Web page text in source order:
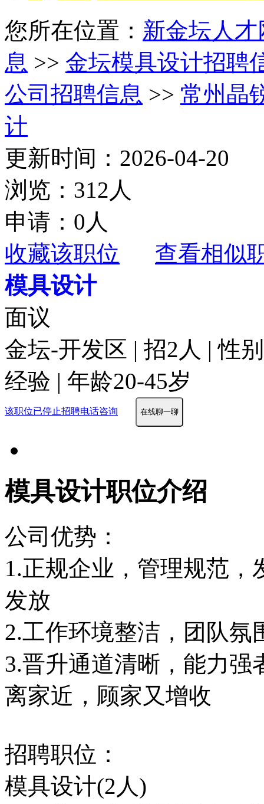
您所在位置： 新金坛人才
息 >> 金坛模具设计招聘
公司招聘信息 >> 常州晶
计
更新时间：2026-04-20
浏览：312人
申请：0人
收藏该职位
查看相似
模具设计
面议
金坛-开发区 | 招2人 | 性
经验 | 年龄20-45岁
该职位已停止招聘电话咨询 在线聊一聊
模具设计职位介绍
公司优势：
1.正规企业，管理规范
发放
2.工作环境整洁，团队氛
3.晋升通道清晰，能力
离家近，顾家又增收
招聘职位：
模具设计(2人)